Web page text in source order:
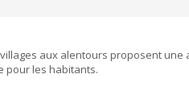
aux alentours proposent
pour les habitants.